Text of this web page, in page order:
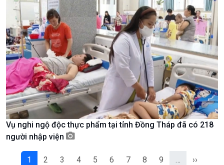
Podcast
Góc nhìn VOV1
10 phút Sự kiện - Luận bàn
Vụ nghi ngộ độc thực phẩm tại tỉnh Đồng Tháp đã có 218
người nhập viện
1 2 3 4 5 6 7 8 9 ››